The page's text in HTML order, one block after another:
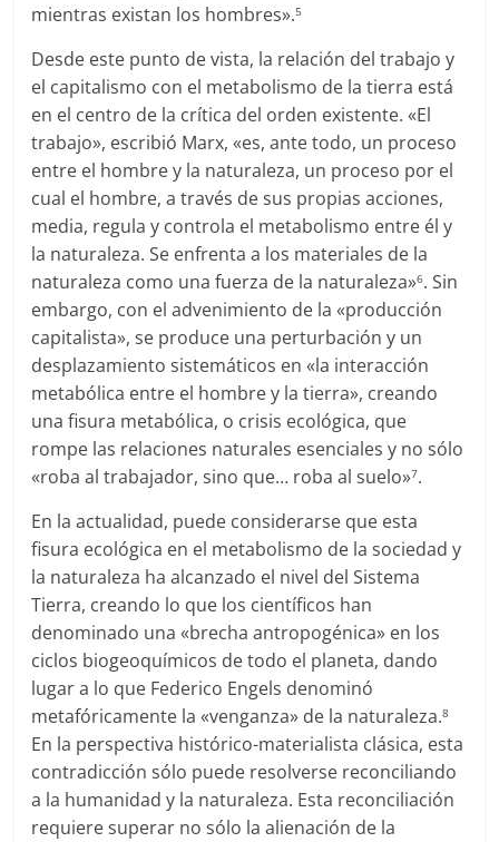
mientras existan los hombres».5
Desde este punto de vista, la relación del trabajo y
el capitalismo con el metabolismo de la tierra está
en el centro de la crítica del orden existente. «El
trabajo», escribió Marx, «es, ante todo, un proceso
entre el hombre y la naturaleza, un proceso por el
cual el hombre, a través de sus propias acciones,
media, regula y controla el metabolismo entre él y
la naturaleza. Se enfrenta a los materiales de la
naturaleza como una fuerza de la naturaleza»6. Sin
embargo, con el advenimiento de la «producción
capitalista», se produce una perturbación y un
desplazamiento sistemáticos en «la interacción
metabólica entre el hombre y la tierra», creando
una fisura metabólica, o crisis ecológica, que
rompe las relaciones naturales esenciales y no sólo
«roba al trabajador, sino que… roba al suelo»7.
En la actualidad, puede considerarse que esta
fisura ecológica en el metabolismo de la sociedad y
la naturaleza ha alcanzado el nivel del Sistema
Tierra, creando lo que los científicos han
denominado una «brecha antropogénica» en los
ciclos biogeoquímicos de todo el planeta, dando
lugar a lo que Federico Engels denominó
metafóricamente la «venganza» de la naturaleza.8
En la perspectiva histórico-materialista clásica, esta
contradicción sólo puede resolverse reconciliando
a la humanidad y la naturaleza. Esta reconciliación
requiere superar no sólo la alienación de la